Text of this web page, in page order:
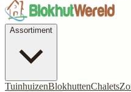
Assortiment
TuinhuizenBlokhuttenChalets